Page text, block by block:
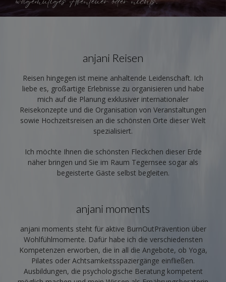
anjani Reisen
Reisen hingegen ist meine anhaltende Leidenschaft. Ich
liebe es, großartige Erlebnisse zu organisieren und habe
mich auf die Planung exklusiver internationaler
Reisekonzepte und die Organisation von Veranstaltungen
sowie Hochzeitsreisen an die schönsten Orte dieser Welt
spezialisiert.
Ich möchte Ihnen die schönsten Fleckchen dieser Erde
näher bringen und Sie im Raum Tegernsee sogar als
begeisterte Gäste selbst begleiten.
anjani moments
anjani moments steht für aktive BurnOutPrävention über
Wohlfühlmomente. Dafür habe ich die verschiedensten
Kompetenzen erworben, die in all die Angebote, ob Yoga,
Pilates oder Achtsamkeitsspaziergänge einfließen.
Ausbildungen, die psychologische Beratung kompetent